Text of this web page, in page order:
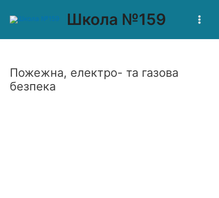
Школа №159
Пожежна, електро- та газова
безпека